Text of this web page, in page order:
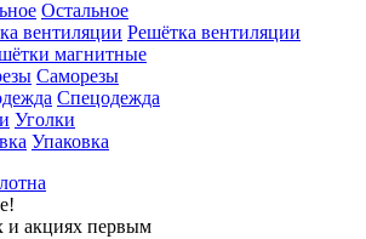
Остальное
Решётка вентиляции
магнитные
Саморезы
Спецодежда
Уголки
Упаковка
и акциях первым